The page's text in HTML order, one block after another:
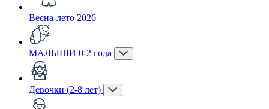
Весна-лето 2026
МАЛЫШИ 0-2 года
Девочки (2-8 лет)